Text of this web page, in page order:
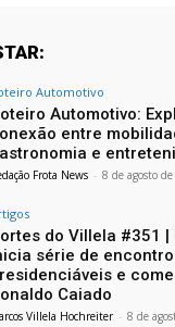
Automotivo
Automotivo:
entre
e
Frota News - 8 de agosto
do Villela #351 |
série de
e
Caiado
Villela Hochreiter - 8 de